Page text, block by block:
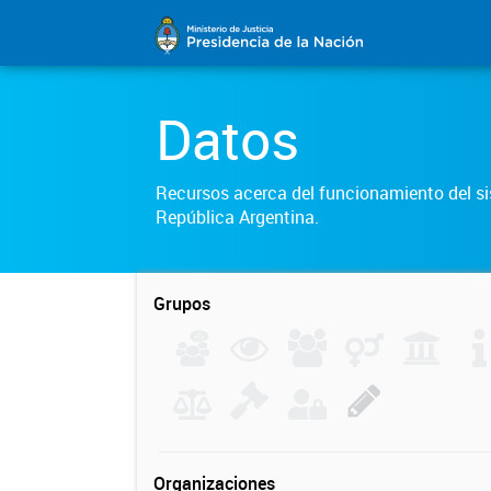
Datos
Recursos acerca del funcionamiento del
República Argentina.
Grupos
Organizaciones